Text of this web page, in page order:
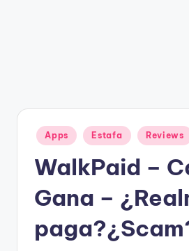
Publicado
en
Apps Estafa Reviews
WalkPaid –
Gana –